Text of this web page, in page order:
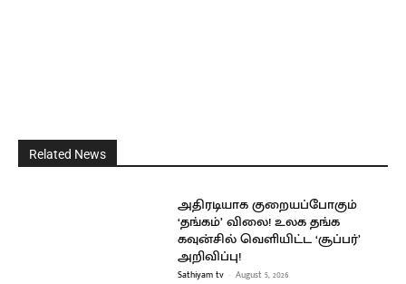
Related News
அதிரடியாக குறையப்போகும்
‘தங்கம்’ விலை! உலக தங்க
கவுன்சில் வெளியிட்ட ‘சூப்பர்’
அறிவிப்பு!
Sathiyam tv - August 5, 2026